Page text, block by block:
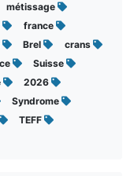
métissage
france
Brel
crans
Suisse
2026
Syndrome
TEFF